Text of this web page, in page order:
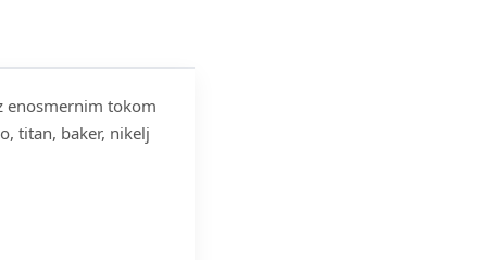
enosmernim tokom
titan, baker, nikelj